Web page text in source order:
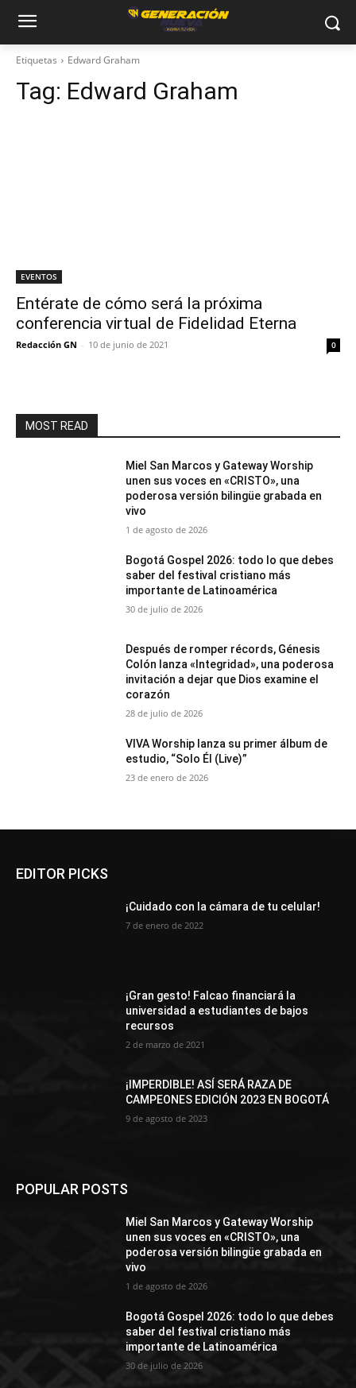
Etiquetas Edward Graham
Tag: Edward Graham
EVENTOS
Entérate de cómo será la próxima
conferencia virtual de Fidelidad Eterna
Redacción GN - 10 de junio de 2021 0
MOST READ
Miel San Marcos y Gateway Worship
unen sus voces en «CRISTO», una
poderosa versión bilingüe grabada en
vivo
1 de agosto de 2026
Bogotá Gospel 2026: todo lo que debes
saber del festival cristiano más
importante de Latinoamérica
30 de julio de 2026
Después de romper récords, Génesis
Colón lanza «Integridad», una poderosa
invitación a dejar que Dios examine el
corazón
28 de julio de 2026
VIVA Worship lanza su primer álbum de
estudio, “Solo Él (Live)”
23 de enero de 2026
EDITOR PICKS
¡Cuidado con la cámara de tu celular!
7 de enero de 2022
¡Gran gesto! Falcao financiará la
universidad a estudiantes de bajos
recursos
2 de marzo de 2021
¡IMPERDIBLE! ASÍ SERÁ RAZA DE
CAMPEONES EDICIÓN 2023 EN BOGOTÁ
9 de agosto de 2023
POPULAR POSTS
Miel San Marcos y Gateway Worship
unen sus voces en «CRISTO», una
poderosa versión bilingüe grabada en
vivo
1 de agosto de 2026
Bogotá Gospel 2026: todo lo que debes
saber del festival cristiano más
importante de Latinoamérica
30 de julio de 2026